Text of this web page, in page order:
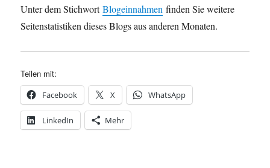
Unter dem StichwortBlogeinnahmen finden Sie weitere
Seitenstatistiken dieses Blogs aus anderen Monaten.
Teilen mit:
Facebook X WhatsApp
LinkedIn Mehr